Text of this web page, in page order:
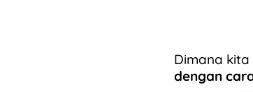
Dimana
dengan